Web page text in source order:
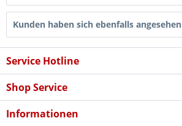
Kunden haben sich ebenfalls angesehen
Service Hotline
Shop Service
Informationen